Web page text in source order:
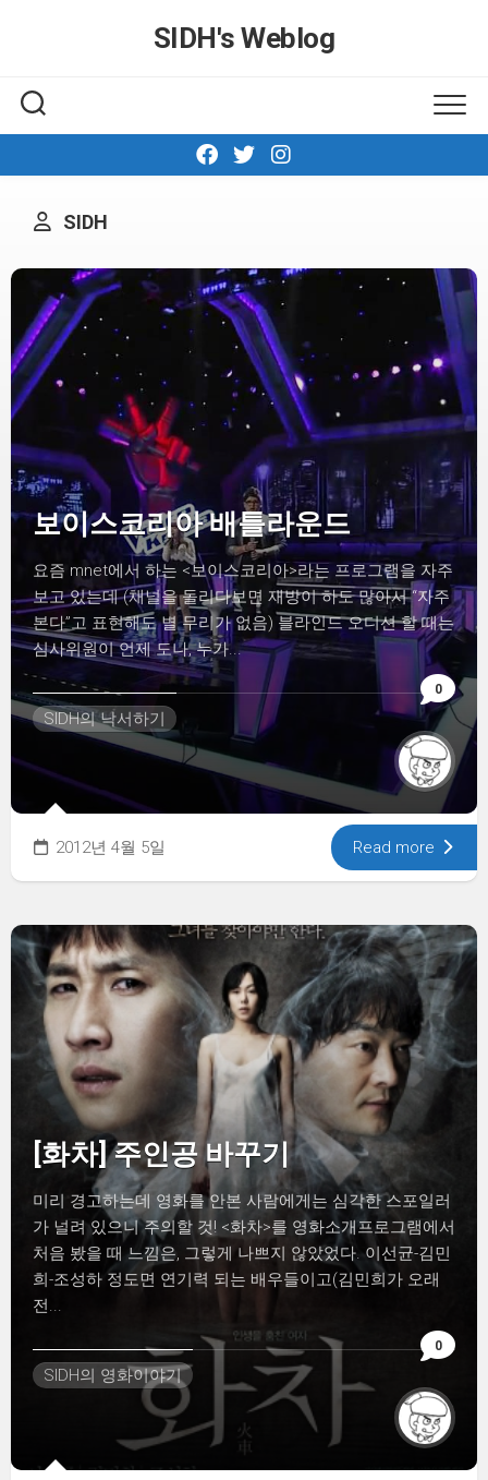
SIDH′s Weblog
SIDH
0
보이스코리아 배틀라운드
요즘 mnet에서 하는 <보이스코리아>라는 프로그램을 자주
보고 있는데 (채널을 돌리다보면 재방이 하도 많아서 “자주
본다”고 표현해도 별 무리가 없음) 블라인드 오디션 할 때는
심사위원이 언제 도나, 누가...
SIDH의 낙서하기
2012년 4월 5일 Read more
0
[화차] 주인공 바꾸기
미리 경고하는데 영화를 안본 사람에게는 심각한 스포일러
가 널려 있으니 주의할 것! <화차>를 영화소개프로그램에서
처음 봤을 때 느낌은, 그렇게 나쁘지 않았었다. 이선균-김민
희-조성하 정도면 연기력 되는 배우들이고(김민희가 오래
전...
SIDH의 영화이야기